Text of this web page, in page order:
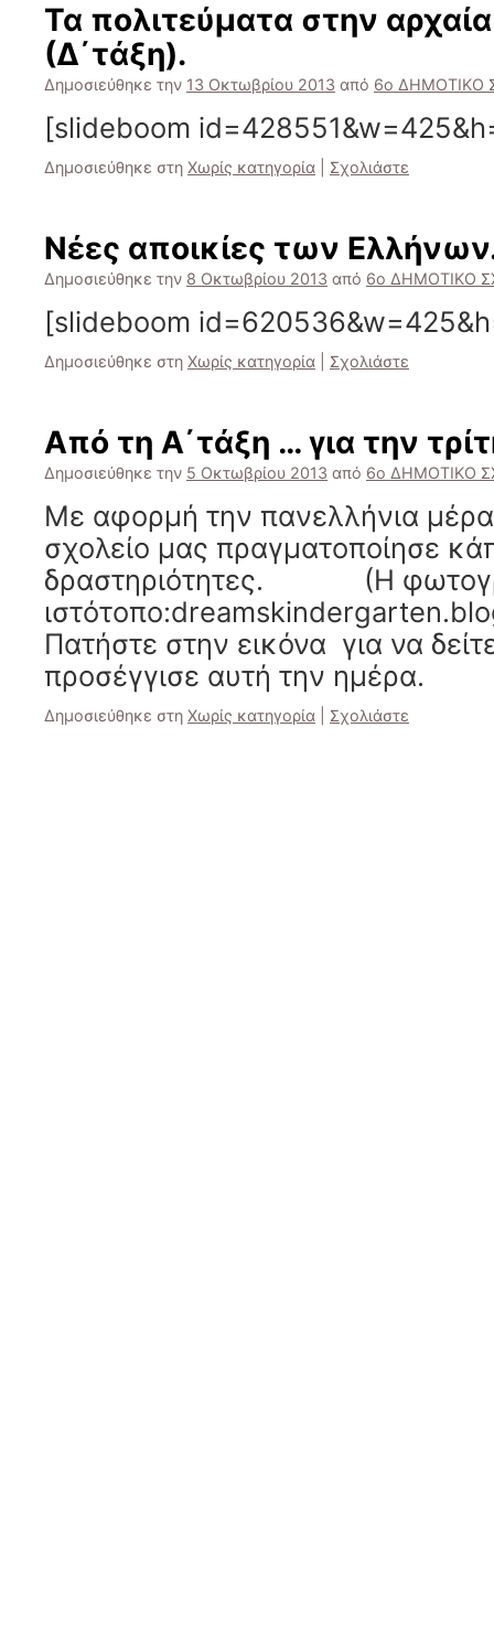
Τα πολιτεύματα στην
(Δ΄τάξη).
Δημοσιεύθηκε την 13 Οκτωβρίου 2013 από 6ο ΔΗΜΟΤΙΚΟ
[slideboom
Δημοσιεύθηκε στη Χωρίς κατηγορία Σχολιάστε
Νέες αποικίες των
Δημοσιεύθηκε την 8 Οκτωβρίου 2013 από 6ο ΔΗΜΟΤΙΚΟ
[slideboom
Δημοσιεύθηκε στη Χωρίς κατηγορία Σχολιάστε
Από τη Α΄τάξη … για την
Δημοσιεύθηκε την 5 Οκτωβρίου 2013 από 6ο ΔΗΜΟΤΙΚΟ
Με αφορμή την πανελλήνια μέρα
σχολείο μας πραγματοποίησε
δραστηριότητες. (Η
Πατήστε στην εικόνα για να
προσέγγισε αυτή την ημέρα.
Δημοσιεύθηκε στη Χωρίς κατηγορία Σχολιάστε